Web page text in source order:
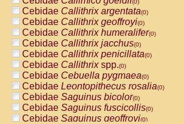
(0)
Cebidae Callithrix argentata(0)
Cebidae Callithrix geoffroyi(0)
Cebidae Callithrix humeralifer(0)
Cebidae Callithrix jacchus(0)
Cebidae Callithrix penicillata(0)
Cebidae Callithrixspp.(0)
Cebidae Cebuella pygmaea(0)
Cebidae Leontopithecus rosalia(0)
Cebidae Saguinus bicolor(0)
Cebidae Saguinus fuscicollis(0)
Cebidae Saguinus geoffroyi(0)